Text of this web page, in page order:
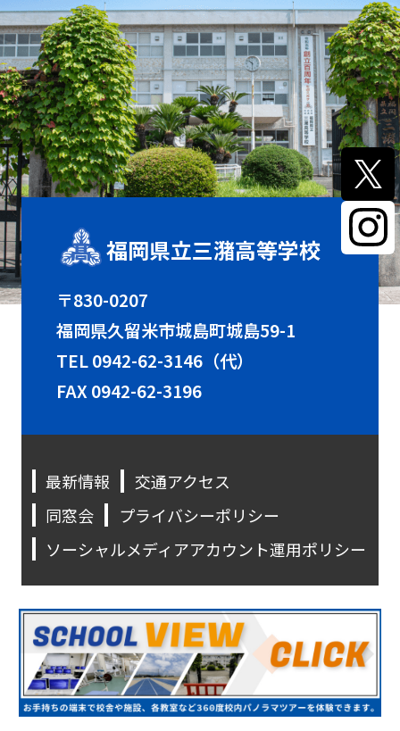
福岡県立三潴高等学校
〒830-0207
福岡県久留米市城島町城島59-1
TEL0942-62-3146（代）
FAX 0942-62-3196
最新情報
交通アクセス
同窓会
プライバシーポリシー
ソーシャルメディアアカウント運用ポリシー